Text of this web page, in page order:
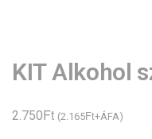
KIT Alkohol
2.750Ft (2.165Ft+ÁFA)